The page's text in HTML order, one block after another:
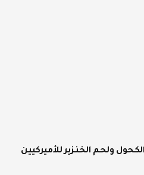
ولحم الخنزير للأميركيين